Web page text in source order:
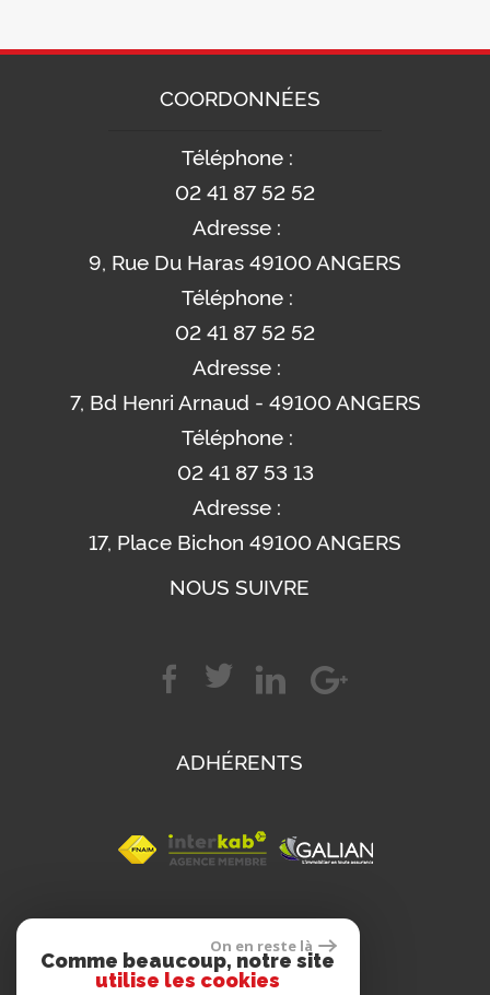
COORDONNÉES
Téléphone :
02 41 87 52 52
Adresse :
9, Rue Du Haras 49100 ANGERS
Téléphone :
02 41 87 52 52
Adresse :
7, Bd Henri Arnaud - 49100 ANGERS
Téléphone :
02 41 87 53 13
Adresse :
17, Place Bichon 49100 ANGERS
NOUS SUIVRE
ADHÉRENTS
SE CONNECTER
On en reste là
Comme beaucoup, notre site
utilise les cookies